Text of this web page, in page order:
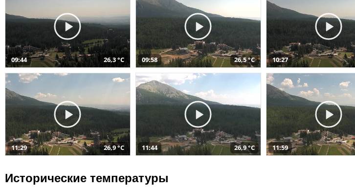
09:44 26,3 °C 09:58 26,5 °C 10:27
11:29 26,9 °C 11:44 26,9 °C 11:59
Исторические температуры